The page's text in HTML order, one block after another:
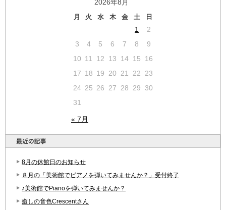
2026年8月
月 火 水 木 金 土 日
« 7月
1
2
3
4 5 6 7 8
9
10 11 12 13 14 15
16
17 18 19 20 21 22
23
24 25 26 27 28 29
30
31
8月の休館日のお知らせ
８月の「美術館でピアノを弾いてみませんか？」受付終了
♪美術館でPianoを弾いてみませんか？
癒しの音色Crescentさん